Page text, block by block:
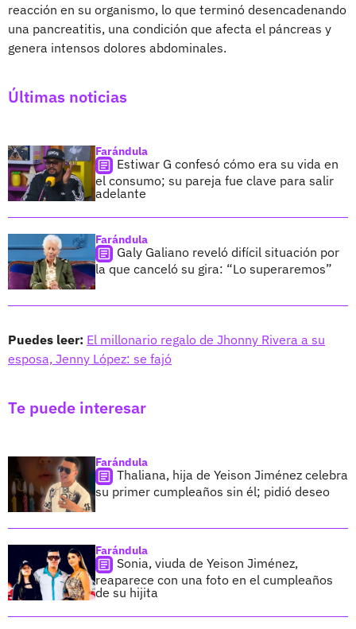
reacción en su organismo, lo que terminó desencadenando
una pancreatitis, una condición que afecta el páncreas y
genera intensos dolores abdominales.
Últimas noticias
Farándula
Estiwar G confesó cómo era su vida en
el consumo; su pareja fue clave para salir
adelante
Farándula
Galy Galiano reveló difícil situación por
la que canceló su gira: “Lo superaremos”
Puedes leer: El millonario regalo de Jhonny Rivera a su
esposa, Jenny López: se fajó
Te puede interesar
Farándula
Thaliana, hija de Yeison Jiménez celebra
su primer cumpleaños sin él; pidió deseo
Farándula
Sonia, viuda de Yeison Jiménez,
reaparece con una foto en el cumpleaños
de su hijita